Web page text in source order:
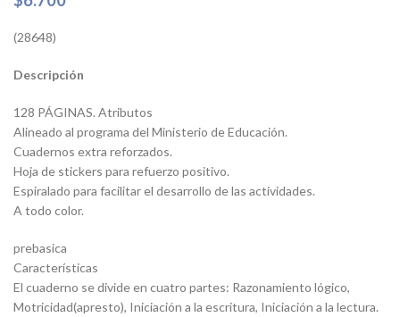
(28648)
Descripción
128 PÁGINAS. Atributos
Alineado al programa del Ministerio de Educación.
Cuadernos extra reforzados.
Hoja de stickers para refuerzo positivo.
Espiralado para facilitar el desarrollo de las actividades.
A todo color.
prebasica
Características
El cuaderno se divide en cuatro partes: Razonamiento lógico,
Motricidad(apresto), Iniciación a la escritura, Iniciación a la lectura.